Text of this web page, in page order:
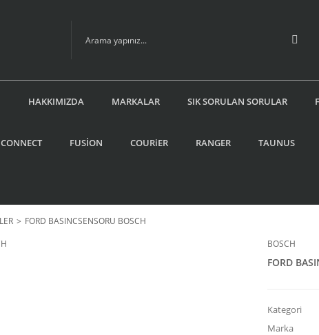
HAKKIMIZDA MARKALAR SIK SORULAN SORULAR
CONNECT FUSİON COURiER RANGER TAUNUS
FORD BASINCSENSORU BOSCH
BOSCH
FORD
Kategori
Marka